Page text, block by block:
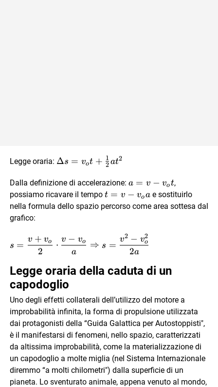
Legge oraria: \Delta{s}=v_ot+\frac{1}
Δs = vot + 2
1 at2
Dalla definizione di accelerazione: a=v-
v_ot
a = v − vot,
possiamo ricavare il tempo t=v-
v_oa
t = v − voae sostituirlo
nella formula dello spazio percorso come area sottesa dal
grafico:
s=\dfrac{v+v_o}
{2} \cdot
\Rightarrow
s=\dfrac{v^2-
v_o^2}{2a}
s =
2
v + vo ⋅
a
v − vo ⇒ s =
2a
v2 − vo
2
Legge oraria della caduta di un
capodoglio
Uno degli effetti collaterali dell’utilizzo del motore a
improbabilità infinita, la forma di propulsione utilizzata
dai protagonisti della “Guida Galattica per Autostoppisti",
è il manifestarsi di fenomeni, nello spazio, caratterizzati
da altissima improbabilità, come la materializzazione di
un capodoglio a molte miglia (nel Sistema Internazionale
diremmo “a molti chilometri") dalla superficie di un
pianeta. Lo sventurato animale, appena venuto al mondo,